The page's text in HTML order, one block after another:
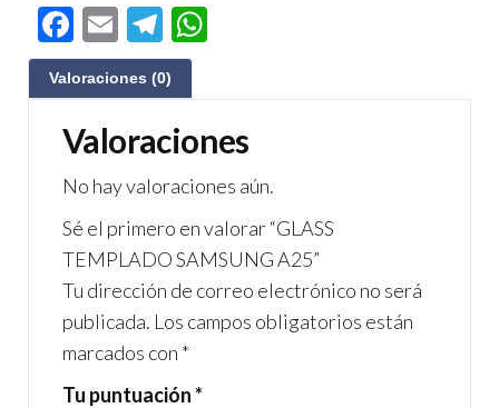
F
ac
e
b
o
o
k
E
m
ail
Te
le
gr
a
m
s
A
p
p
Valoraciones (0)
Valoraciones
No hay valoraciones aún.
Sé el primero en valorar “GLASS
TEMPLADO SAMSUNG A25”
Tu dirección de correo electrónico no será
publicada. Los campos obligatorios están
marcados con *
Tu puntuación*